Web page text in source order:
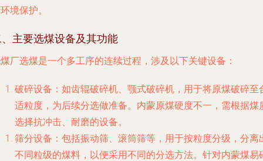
境保护。
主要选煤设备及其功能
厂选煤是一个多工序的连续过程，涉及以下关键设备：
破碎设备 ：如齿辊破碎机、颚式破碎机，用于将原煤破碎至
适粒度，为后续分选做准备。内蒙原煤硬度不一，需根据煤
选择抗冲击、耐磨的设备。
筛分设备 ：包括振动筛、滚筒筛等，用于按粒度分级，分离
不同粒级的煤料，以便采用不同的分选方法。针对内蒙煤易